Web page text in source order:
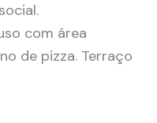
com área
de pizza. Terraço